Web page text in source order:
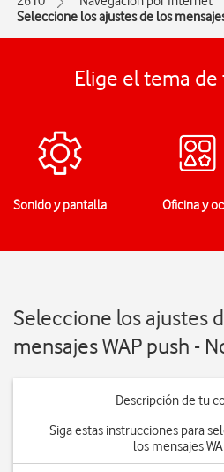
Seleccione los ajustes de los
Elige el tema
Sonido y pantalla Oficina y
Seleccione los ajustes
mensajes WAP push -
Descripción de tu
Siga estas instrucciones para
los mensajes